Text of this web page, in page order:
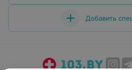
Добавить